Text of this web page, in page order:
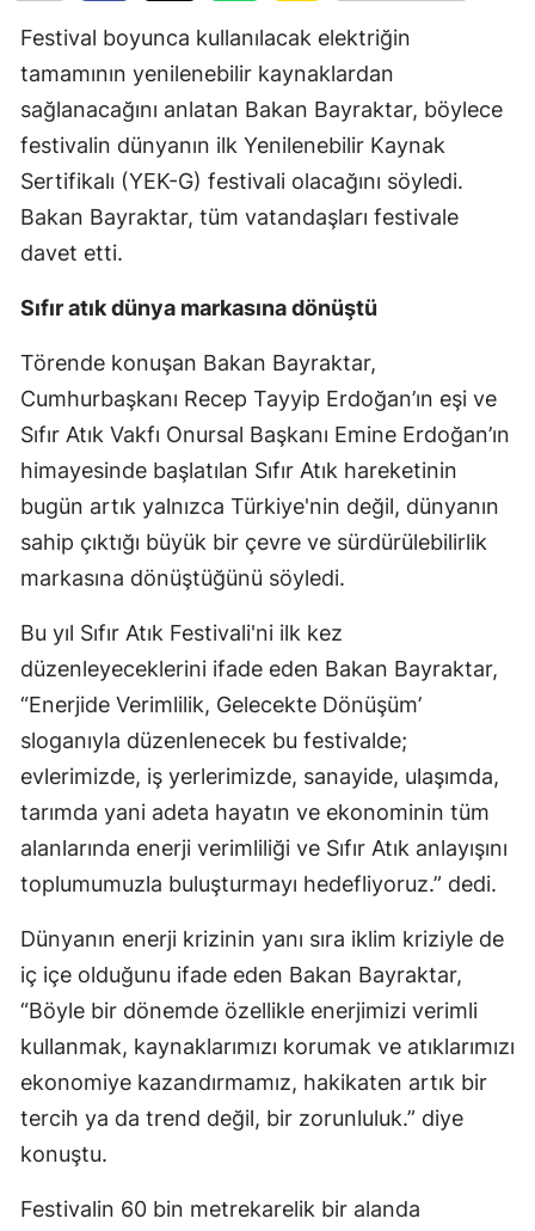
Festival boyunca kullanılacak elektriğin
tamamının yenilenebilir kaynaklardan
sağlanacağını anlatan Bakan Bayraktar, böylece
festivalin dünyanın ilk Yenilenebilir Kaynak
Sertifikalı (YEK-G) festivali olacağını söyledi.
Bakan Bayraktar, tüm vatandaşları festivale
davet etti.
Sıfır atık dünya markasına dönüştü
Törende konuşan Bakan Bayraktar,
Cumhurbaşkanı Recep Tayyip Erdoğan’ın eşi ve
Sıfır Atık Vakfı Onursal Başkanı Emine Erdoğan’ın
himayesinde başlatılan Sıfır Atık hareketinin
bugün artık yalnızca Türkiye'nin değil, dünyanın
sahip çıktığı büyük bir çevre ve sürdürülebilirlik
markasına dönüştüğünü söyledi.
Bu yıl Sıfır Atık Festivali'ni ilk kez
düzenleyeceklerini ifade eden Bakan Bayraktar,
“Enerjide Verimlilik, Gelecekte Dönüşüm’
sloganıyla düzenlenecek bu festivalde;
evlerimizde, iş yerlerimizde, sanayide, ulaşımda,
tarımda yani adeta hayatın ve ekonominin tüm
alanlarında enerji verimliliği ve Sıfır Atık anlayışını
toplumumuzla buluşturmayı hedefliyoruz.” dedi.
Dünyanın enerji krizinin yanı sıra iklim kriziyle de
iç içe olduğunu ifade eden Bakan Bayraktar,
“Böyle bir dönemde özellikle enerjimizi verimli
kullanmak, kaynaklarımızı korumak ve atıklarımızı
ekonomiye kazandırmamız, hakikaten artık bir
tercih ya da trend değil, bir zorunluluk.” diye
konuştu.
Festivalin 60 bin metrekarelik bir alanda